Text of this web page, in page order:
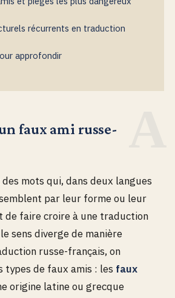
récurrents en traduction
approfondir
faux ami russe-
mots qui, dans deux langues
par leur forme ou leur
de faire croire à une traduction
sens diverge de manière
russe-français, on
de faux amis : les faux
origine latine ou grecque